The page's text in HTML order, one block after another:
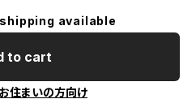
available
to cart
住まいの方向け